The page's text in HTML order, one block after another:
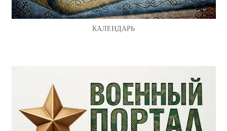
КАЛЕНДАРЬ